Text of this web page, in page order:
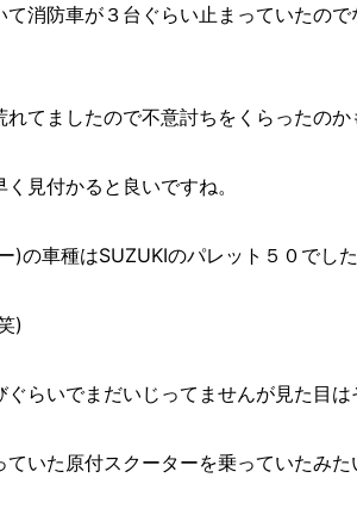
消防車が３台ぐらい止まっていたの
てましたので不意討ちをくらったのか
見付かると良いですね。
の車種はSUZUKIのパレット５０でした
)
らいでまだいじってませんが見た目は
いた原付スクーターを乗っていたみた